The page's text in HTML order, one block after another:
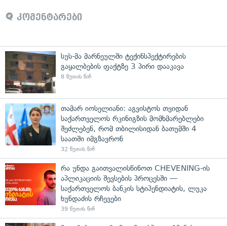
კომენტარები
სუს-მა მარნეულში ტექინსპექტირების
გაყალბების ფაქტზე 3 პირი დააკავა
8 წუთის წინ
თამარ იოსელიანი: აგვისტოს თვიდან
საქართველოს რკინიგზის მომხმარებლები
შეძლებენ, რომ თბილისიდან ბათუმში 4
საათში იმგზავრონ
32 წუთის წინ
რა უნდა გაითვალისწინოთ CHEVENING-ის
აპლიკაციის შევსების პროცესში —
საქართველოს ბანკის სტიპენდიატის, ლუკა
ხუნდაძის რჩევები
39 წუთის წინ